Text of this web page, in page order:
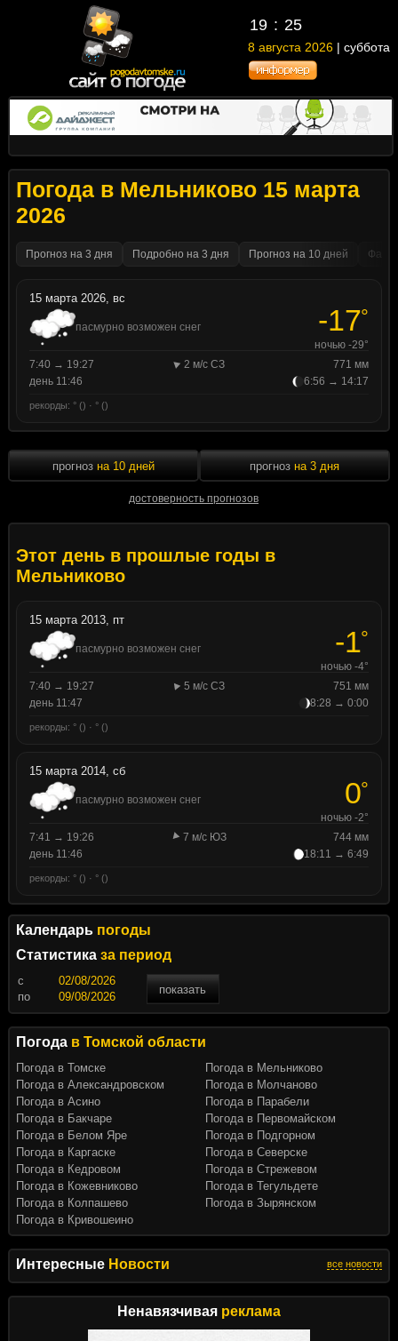
19 25
8 августа 2026 | суббота
Интересные Новости все новости
Ненавязчивая реклама
Погода в Мельниково 15 марта
2026
Прогноз на 3 дня Подробно на 3 дня Прогноз на 10 дней
15 марта 2026, вс
пасмурно возможен снег -17°
ночью -29°
7:40 → 19:27
2 м/с СЗ
771 мм
день 11:46
6:56 → 14:17
рекорды: ° () · ° ()
прогноз на 10 дней
достоверность прогнозов
прогноз на 3 дня
Этот день в прошлые годы в
Мельниково
15 марта 2013, пт
пасмурно возможен снег -1°
ночью -4°
7:40 → 19:27
5 м/с СЗ
751 мм
день 11:47
8:28 → 0:00
рекорды: ° () · ° ()
15 марта 2014, сб
пасмурно возможен снег 0°
ночью -2°
7:41 → 19:26
7 м/с ЮЗ
744 мм
день 11:46
18:11 → 6:49
рекорды: ° () · ° ()
Календарь погоды
Статистика за период
c
показать
по
Погода в Томской области
Погода в Томске
Погода в Александровском
Погода в Асино
Погода в Бакчаре
Погода в Белом Яре
Погода в Каргаске
Погода в Кедровом
Погода в Кожевниково
Погода в Колпашево
Погода в Кривошеино
Погода в Мельниково
Погода в Молчаново
Погода в Парабели
Погода в Первомайском
Погода в Подгорном
Погода в Северске
Погода в Стрежевом
Погода в Тегульдете
Погода в Зырянском